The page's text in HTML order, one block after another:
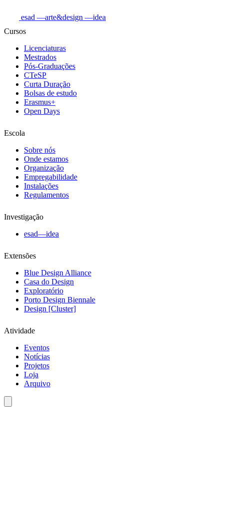
esad —arte&design —idea
Cursos
Licenciaturas
Mestrados
Pós-Graduações
CTeSP
Curta Duração
Bolsas de estudo
Erasmus+
Open Days
Escola
Sobre nós
Onde estamos
Organização
Empregabilidade
Instalações
Regulamentos
Investigação
esad—idea
Extensões
Blue Design Alliance
Casa do Design
Exploratório
Porto Design Biennale
Design [Cluster]
Atividade
Eventos
Notícias
Projetos
Loja
Arquivo